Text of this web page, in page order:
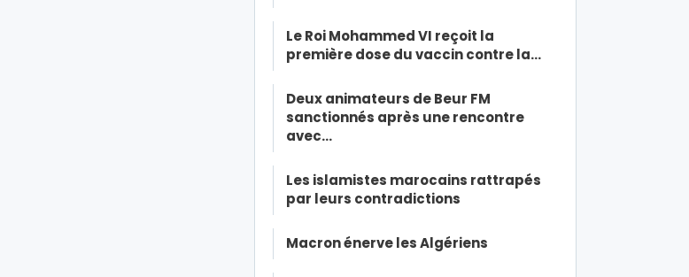
Le Roi Mohammed VI reçoit la
première dose du vaccin contre la…
Deux animateurs de Beur FM
sanctionnés après une rencontre
avec…
Les islamistes marocains rattrapés
par leurs contradictions
Macron énerve les Algériens